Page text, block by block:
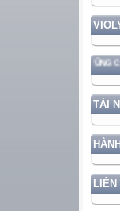
VỚI BẢO VỆ VỮNG CHẮC
TÀI
LIÊN